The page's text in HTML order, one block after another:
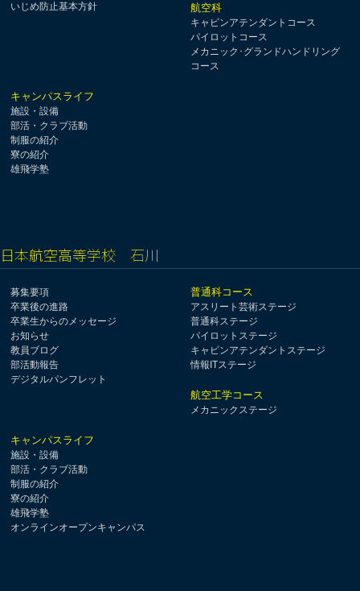
いじめ防止基本方針
航空科
キャビンアテンダントコース
パイロットコース
メカニック･グランドハンドリング
コース
キャンパスライフ
施設・設備
部活・クラブ活動
制服の紹介
寮の紹介
雄飛学塾
日本航空高等学校 石川
募集要項
卒業後の進路
卒業生からのメッセージ
お知らせ
教員ブログ
部活動報告
デジタルパンフレット
普通科コース
アスリート芸術ステージ
普通科ステージ
パイロットステージ
キャビンアテンダントステージ
情報ITステージ
航空工学コース
メカニックステージ
キャンパスライフ
施設・設備
部活・クラブ活動
制服の紹介
寮の紹介
雄飛学塾
オンラインオープンキャンパス